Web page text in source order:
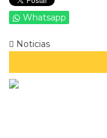
Whatsapp
Noticias